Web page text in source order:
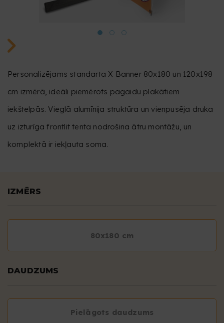
Personalizējams standarta X Banner 80x180 un 120x198
cm izmērā, ideāli piemērots pagaidu plakātiem
iekštelpās. Vieglā alumīnija struktūra un vienpusēja druka
uz izturīga frontlit tenta nodrošina ātru montāžu, un
komplektā ir iekļauta soma.
IZMĒRS
80x180 cm
DAUDZUMS
Pielāgots daudzums